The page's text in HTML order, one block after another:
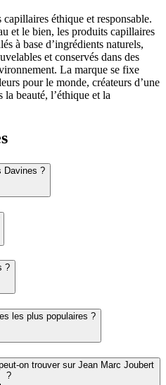
éthique et responsable.
et le bien, les produits capillaires
à base d’ingrédients naturels,
et conservés dans des
La marque se fixe
pour le monde, créateurs d’une
beauté, l’éthique et la
Davines ?
?
les plus populaires ?
on trouver sur Jean Marc Joubert
?